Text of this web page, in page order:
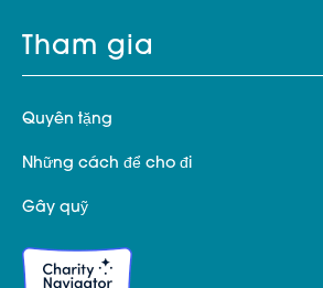
Tham gia
Quyên tặng
Những cách để cho đi
Gây quỹ